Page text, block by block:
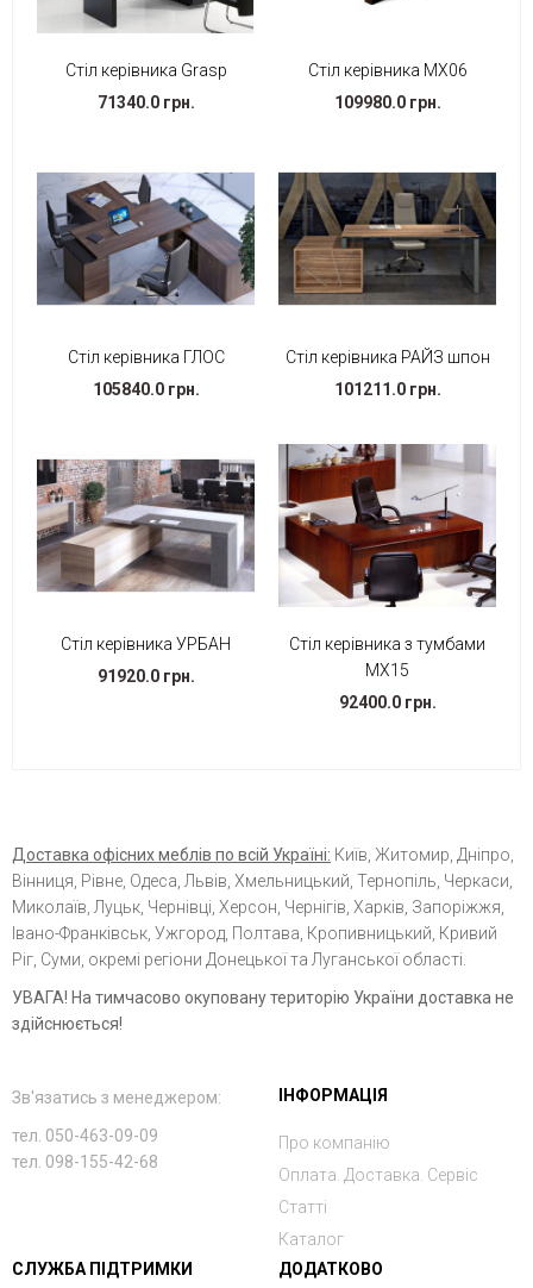
Стіл керівника Grasp
71340.0 грн.
Стіл керівника МХ06
109980.0 грн.
Стіл керівника ГЛОС
105840.0 грн.
Стіл керівника РАЙЗ шпон
101211.0 грн.
Стіл керівника УРБАН
91920.0 грн.
Стіл керівника з тумбами
МХ15
92400.0 грн.
Доставка офісних меблів по всій Україні: Київ, Житомир, Дніпро,
Вінниця, Рівне, Одеса, Львів, Хмельницький, Тернопіль, Черкаси,
Миколаїв, Луцьк, Чернівці, Херсон, Чернігів, Харків, Запоріжжя,
Івано-Франківськ, Ужгород, Полтава, Кропивницький, Кривий
Ріг, Суми, окремі регіони Донецької та Луганської області.
УВАГА! На тимчасово окуповану територію України доставка не
здійснюється!
Зв'язатись з менеджером:
тел. 050-463-09-09
тел. 098-155-42-68
ІНФОРМАЦІЯ
Про компанію
Оплата. Доставка. Сервіс
Статті
Каталог
СЛУЖБА ПІДТРИМКИ
ДОДАТКОВО